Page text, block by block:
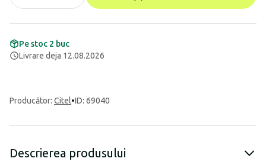
Pe stoc 2 buc
Livrare deja 12.08.2026
Producător: Citel•ID: 69040
Descrierea produsului